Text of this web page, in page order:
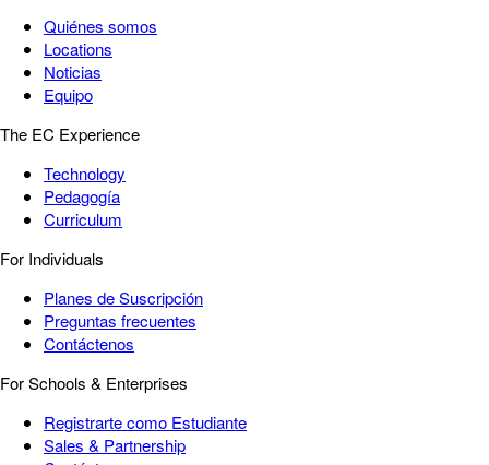
Quiénes somos
Locations
Noticias
Equipo
The EC Experience
Technology
Pedagogía
Curriculum
For Individuals
Planes de Suscripción
Preguntas frecuentes
Contáctenos
For Schools & Enterprises
Registrarte como Estudiante
Sales & Partnership